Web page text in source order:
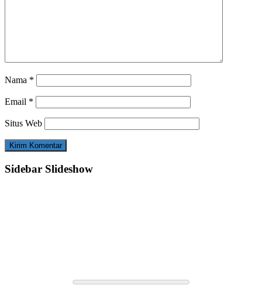
Nama *
Email *
Situs Web
Sidebar Slideshow